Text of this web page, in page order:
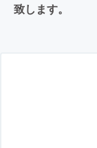
致します。